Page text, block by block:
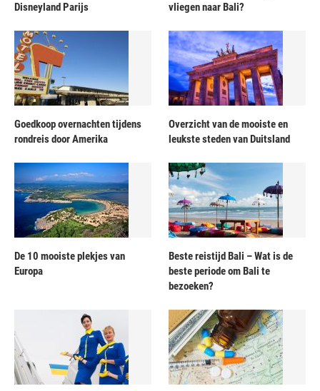
Disneyland Parijs
vliegen naar Bali?
Goedkoop overnachten tijdens
rondreis door Amerika
Overzicht van de mooiste en
leukste steden van Duitsland
De 10 mooiste plekjes van
Europa
Beste reistijd Bali – Wat is de
beste periode om Bali te
bezoeken?